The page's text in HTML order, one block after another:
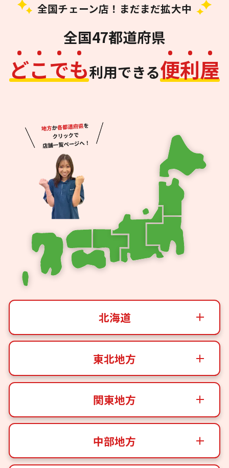
全国チェーン店！まだまだ拡大中
全国47都道府県
どこでも利用できる便利屋
北海道
東北地方
関東地方
中部地方